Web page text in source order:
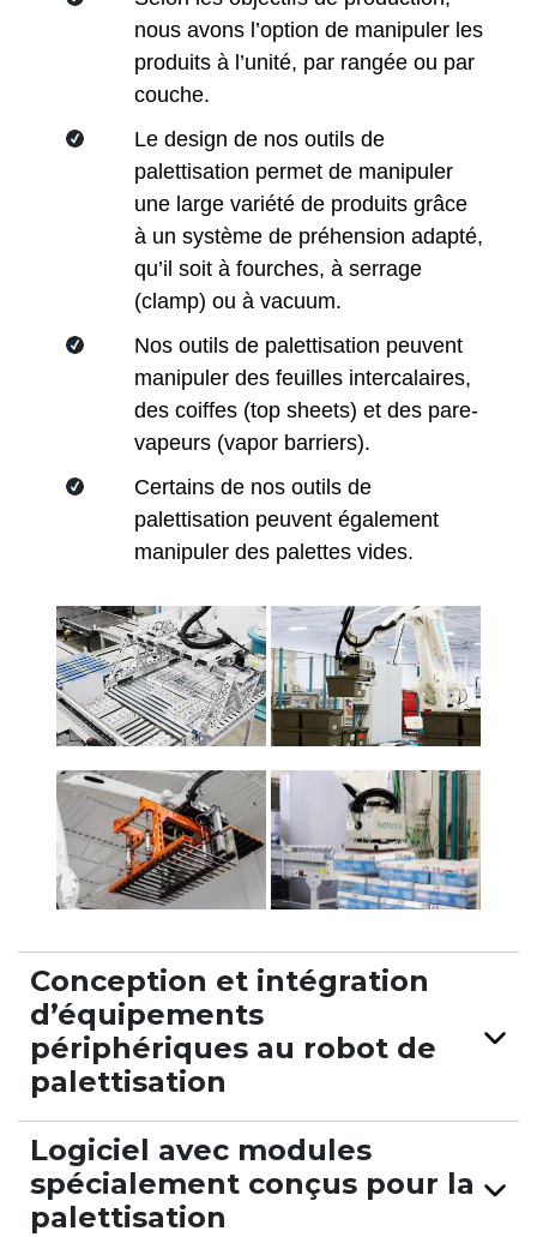
nous avons l’option de manipuler les
produits à l’unité, par rangée ou par
couche.
Le design de nos outils de
palettisation permet de manipuler
une large variété de produits grâce
à un système de préhension adapté,
qu’il soit à fourches, à serrage
(clamp) ou à vacuum.
Nos outils de palettisation peuvent
manipuler des feuilles intercalaires,
des coiffes (top sheets) et des pare-
vapeurs (vapor barriers).
Certains de nos outils de
palettisation peuvent également
manipuler des palettes vides.
Conception et intégration
d’équipements
périphériques au robot de
palettisation
Logiciel avec modules
spécialement conçus pour la
palettisation